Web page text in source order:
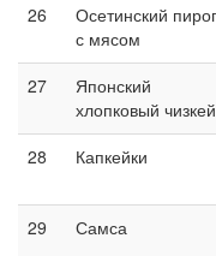
26
Осетинский пирог
с мясом
27
Японский
хлопковый
28
Капкейки
29 Самса